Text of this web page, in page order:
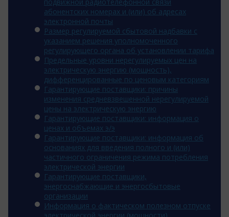
абонентских номерах и (или) об адресах
электронной почты
Размер регулируемой сбытовой надбавки с
указанием решения уполномоченного
регулирующего органа об установлении тарифа
Предельные уровни нерегулируемых цен на
электрическую энергию (мощность),
дифференцированные по ценовым категориям
Гарантирующие поставщики: причины
изменения средневзвешенной нерегулируемой
цены на электрическую энергию
Гарантирующие поставщики: информация о
ценах и объемах э/э
Гарантирующие поставщики: информация об
основаниях для введения полного и (или)
частичного ограничения режима потребления
электрической энергии
Гарантирующие поставщики,
энергоснабжающие и энергосбытовые
организации
Информация о фактическом полезном отпуске